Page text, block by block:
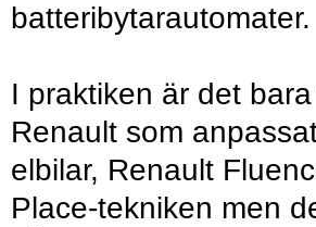
batteribytarautomater.
I praktiken är det
Renault som
elbilar, Renault
Place-tekniken men